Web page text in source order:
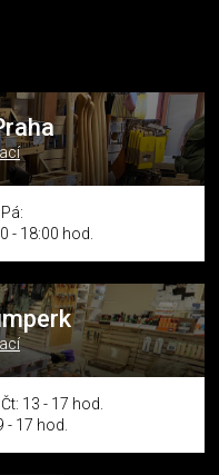
- 18:00 hod.
13 - 17 hod.
- 17 hod.